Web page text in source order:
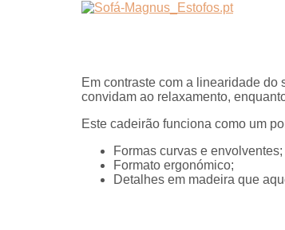
Em contraste com a linearidade do
convidam ao relaxamento,
Este cadeirão funciona como um
Formas curvas e envolventes;
Formato ergonómico;
Detalhes em madeira que